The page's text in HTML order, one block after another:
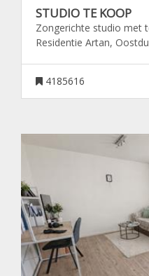
STUDIO TE KOOP
Zongerichte studio met
Residentie Artan,
4185616